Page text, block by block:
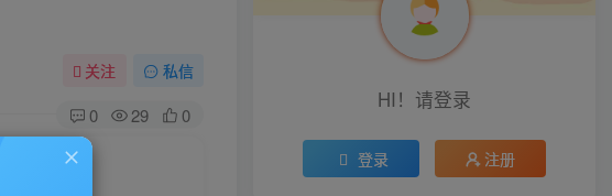
关注 私信
0 29 0
HI！请登录
登录 注册